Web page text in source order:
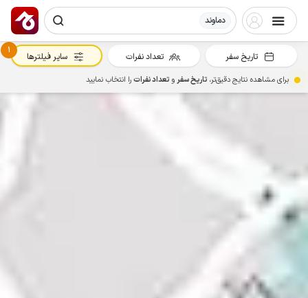
دماوند
تاریخ سفر تعداد نفرات
1
سایر فیلترها
برای مشاهده نتایج دقیق‌تر، تاریخ سفرو تعداد نفراترا انتخاب نمایید